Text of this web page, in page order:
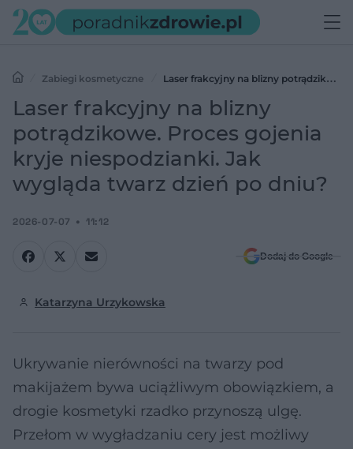
Zabiegi kosmetyczne
Laser frakcyjny na blizny potrądzikowe.
Proces gojenia kryje niespodzianki. Jak wygląda twarz dzień po
Laser frakcyjny na blizny
potrądzikowe. Proces gojenia
kryje niespodzianki. Jak
wygląda twarz dzień po dniu?
2026-07-07 11:12
Dodaj do Google
Katarzyna Urzykowska
Ukrywanie nierówności na twarzy pod
makijażem bywa uciążliwym obowiązkiem, a
drogie kosmetyki rzadko przynoszą ulgę.
Przełom w wygładzaniu cery jest możliwy